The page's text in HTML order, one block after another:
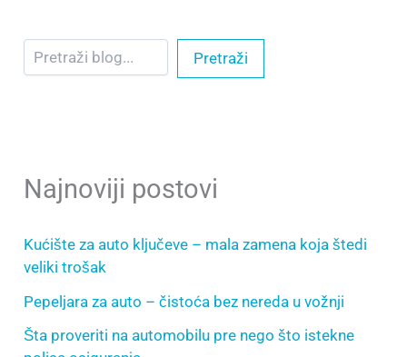
Pretraži
Najnoviji postovi
Kućište za auto ključeve – mala zamena koja štedi
veliki trošak
Pepeljara za auto – čistoća bez nereda u vožnji
Šta proveriti na automobilu pre nego što istekne